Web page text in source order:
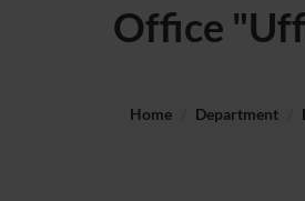
Office
Home Department